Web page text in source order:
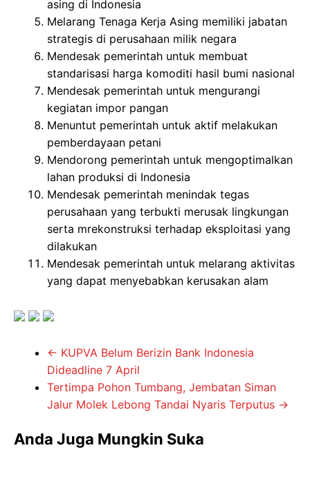
asing di Indonesia
Melarang Tenaga Kerja Asing memiliki jabatan
strategis di perusahaan milik negara
Mendesak pemerintah untuk membuat
standarisasi harga komoditi hasil bumi nasional
Mendesak pemerintah untuk mengurangi
kegiatan impor pangan
Menuntut pemerintah untuk aktif melakukan
pemberdayaan petani
Mendorong pemerintah untuk mengoptimalkan
lahan produksi di Indonesia
Mendesak pemerintah menindak tegas
perusahaan yang terbukti merusak lingkungan
serta mrekonstruksi terhadap eksploitasi yang
dilakukan
Mendesak pemerintah untuk melarang aktivitas
yang dapat menyebabkan kerusakan alam
← KUPVA Belum Berizin Bank Indonesia
Dideadline 7 April
Tertimpa Pohon Tumbang, Jembatan Siman
Jalur Molek Lebong Tandai Nyaris Terputus →
Anda Juga Mungkin Suka